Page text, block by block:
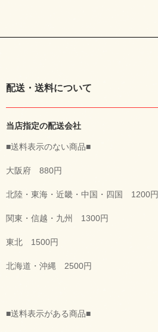
配送・送料について
当店指定の配送会社
■送料表示のない商品■
大阪府 880円
北陸・東海・近畿・中国・四国 1200円
関東・信越・九州 1300円
東北 1500円
北海道・沖縄 2500円
■送料表示がある商品■